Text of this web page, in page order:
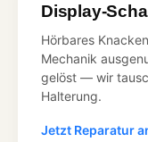
Display-
Hörbares
Mechanik
gelöst — wir
Halterung.
Jetzt Reparatur